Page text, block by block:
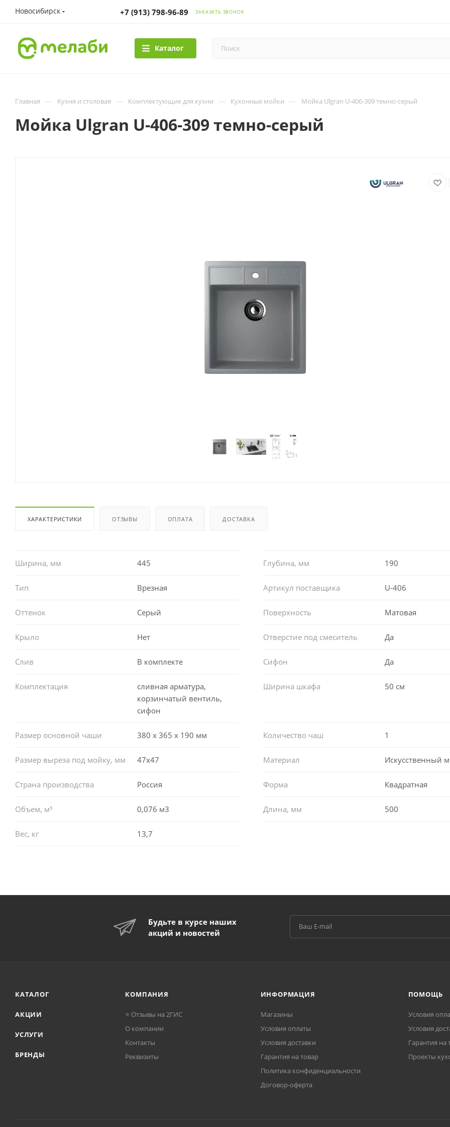
Новосибирск +7 (913) 798-96-89 ЗАКАЗАТЬ ЗВОНОК
Каталог
Главная — Кухня и столовая — Комплектующие для кухни — Кухонные мойки — Мойка Ulgran U-406-309 темно-серый
Мойка Ulgran U-406-309 темно-серый
ХАРАКТЕРИСТИКИ ОТЗЫВЫ ОПЛАТА ДОСТАВКА
Ширина, мм 445 Глубина, мм 190
Тип Врезная Артикул поставщика U-406
Оттенок Серый Поверхность Матовая
Крыло Нет Отверстие под смеситель Да
Слив В комплекте Сифон Да
Комплектация
сливная арматура,
корзинчатый вентиль,
сифон
Ширина шкафа 50 см
Размер основной чаши 380 х 365 х 190 мм Количество чаш 1
Размер выреза под мойку, мм 47x47 Материал Искусственный
Страна производства Россия Форма Квадратная
Объем, м³ 0,076 м3 Длина, мм 500
Вес, кг 13,7
Будьте в курсе наших
акций и новостей
КАТАЛОГ
АКЦИИ
УСЛУГИ
БРЕНДЫ
КОМПАНИЯ
⭐ Отзывы на 2ГИС
О компании
Контакты
Реквизиты
ИНФОРМАЦИЯ
Магазины
Условия оплаты
Условия доставки
Гарантия на товар
Политика конфиденциальности
Договор-оферта
ПОМОЩЬ
Условия
Условия
Гарантия на
Проекты